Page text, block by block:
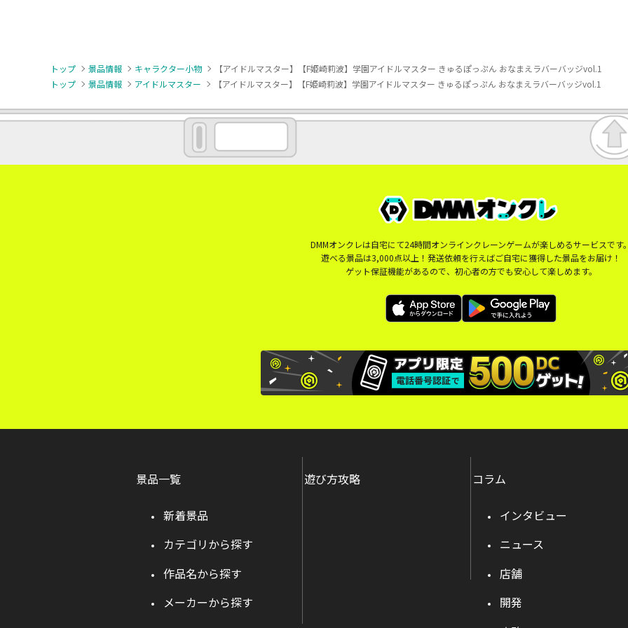
トップ 景品情報 キャラクター小物
【アイドルマスター】【F姫崎莉波】学園アイドルマスター きゅるぽっぷん おなまえラバーバッジvol.1
トップ
景品情報 アイドルマスター 【アイドルマスター】【F姫崎莉波】学園アイドルマスター きゅるぽっぷん おなまえラバーバッジvol.1
DMMオンクレは自宅にて24時間オンラインクレーンゲームが楽しめるサービスです
遊べる景品は3,000点以上！発送依頼を行えばご自宅に獲得した景品をお届け！
ゲット保証機能があるので、初心者の方でも安心して楽しめます。
景品一覧
新着景品
カテゴリから探す
作品名から探す
メーカーから探す
遊び方攻略 コラム
インタビュー
ニュース
店舗
開発